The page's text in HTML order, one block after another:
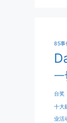
85事
台奖
十大
业活